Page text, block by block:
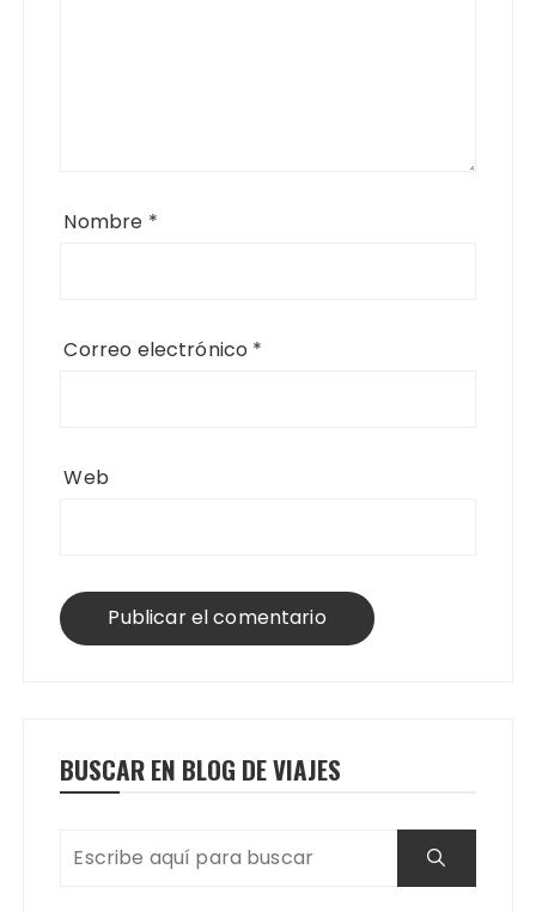
Nombre *
Correo electrónico *
Web
BUSCAR EN BLOG DE VIAJES